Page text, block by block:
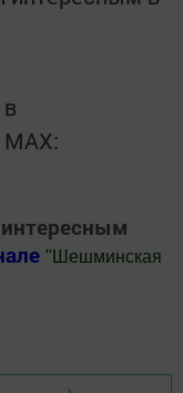
MАХ:
" Шешминская